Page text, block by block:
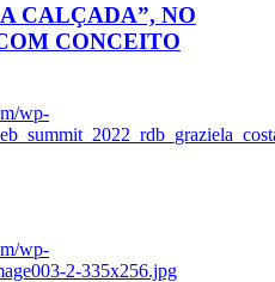
CALÇADA”, NO
CONCEITO
wp-
wp-
2-335x256.jpg